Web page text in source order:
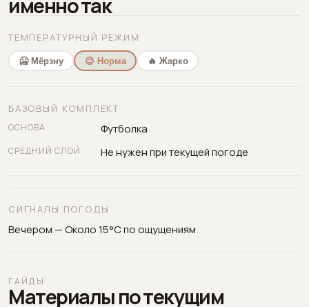
именно так
ТЕМПЕРАТУРНЫЙ РЕЖИМ
🥶 Мёрзну 😊 Норма 🔥 Жарко
БАЗОВЫЙ КОМПЛЕКТ
ОСНОВА Футболка
СРЕДНИЙ СЛОЙ Не нужен при текущей погоде
СИГНАЛЫ ПОГОДЫ
Вечером — Около 15°C по ощущениям
ГАЙДЫ
Материалы по текущим